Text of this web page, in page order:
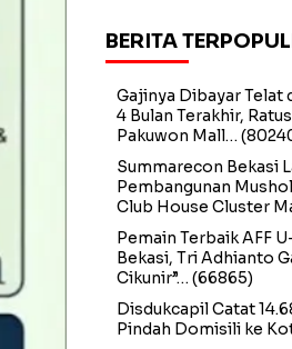
BERITA
Gajinya Dibayar Telat
4 Bulan Terakhir,
Pakuwon Mall…
Summarecon Bekasi
Pembangunan
Club House Cluster
Pemain Terbaik AFF
Bekasi, Tri Adhianto
Cikunir”… (66865)
Disdukcapil Catat
Pindah Domisili ke